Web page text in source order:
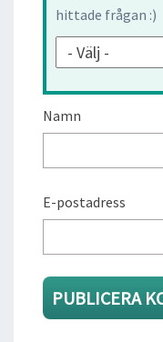
hittade frågan :)
Namn
E-postadress